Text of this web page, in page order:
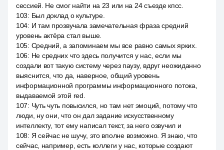
сессией. Не смог найти на 23 или на 24 съезде кпсс.
103: Был доклад о культуре.
104: И там прозвучала замечательная фраза средний
уровень актёра стал выше.
105: Средний, а запоминаем мы все равно самых ярких.
106: Не средних что здесь получится у нас, если мы
создали вот такую систему через паузу, вдруг неожиданно
выяснится, что да, наверное, общий уровень
информационной программы информационного потока,
выдаваемой этой red.
107: Чуть чуть повысился, но там нет эмоций, потому что
люди, ну они, что он дал задание искусственному
интеллекту, тот ему написал текст, за него озвучил и
108: Я сейчас не шучу, это вполне возможно. Я знаю, что
сейчас, например, есть коллеги у нас, которые создают